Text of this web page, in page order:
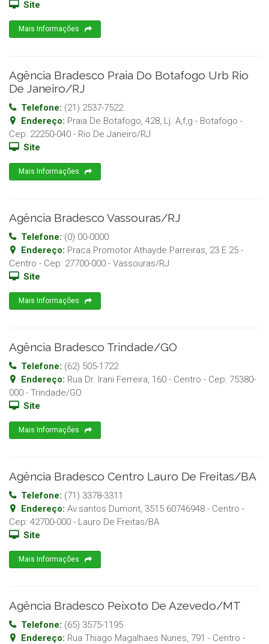
Site
Mais Informações
Agência Bradesco Praia Do Botafogo Urb Rio
De Janeiro/RJ
Telefone: (21) 2537-7522
Endereço: Praia De Botafogo, 428, Lj. A,f,g - Botafogo -
Cep: 22250-040 - Rio De Janeiro/RJ
Site
Mais Informações
Agência Bradesco Vassouras/RJ
Telefone: (0) 00-0000
Endereço: Praca Promotor Athayde Parreiras, 23 E 25 -
Centro - Cep: 27700-000 - Vassouras/RJ
Site
Mais Informações
Agência Bradesco Trindade/GO
Telefone: (62) 505-1722
Endereço: Rua Dr. Irani Ferreira, 160 - Centro - Cep: 75380-
000 - Trindade/GO
Site
Mais Informações
Agência Bradesco Centro Lauro De Freitas/BA
Telefone: (71) 3378-3311
Endereço: Av.santos Dumont, 3515 60746948 - Centro -
Cep: 42700-000 - Lauro De Freitas/BA
Site
Mais Informações
Agência Bradesco Peixoto De Azevedo/MT
Telefone: (65) 3575-1195
Endereço: Rua Thiago Magalhaes Nunes, 791 - Centro -